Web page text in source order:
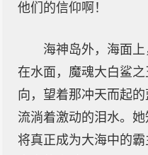
他们的信仰啊！
海神岛外，海面
在水面，魔魂大白鲨
向，望着那冲天而起
流淌着激动的泪水。
将真正成为大海中的